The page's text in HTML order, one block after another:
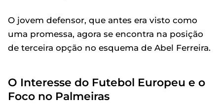
O jovem defensor, que antes era visto como
uma promessa, agora se encontra na posição
de terceira opção no esquema de Abel Ferreira.
O Interesse do Futebol Europeu e o
Foco no Palmeiras